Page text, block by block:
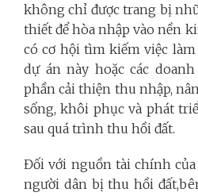
không chỉ được trang bị
thiết để hòa nhập vào nền
có cơ hội tìm kiếm việc
dự án này hoặc các
phần cải thiện thu nhập,
sống, khôi phục và phát
sau quá trình thu hồi đất.
Đối với nguồn tài chính
người dân bị thu hồi